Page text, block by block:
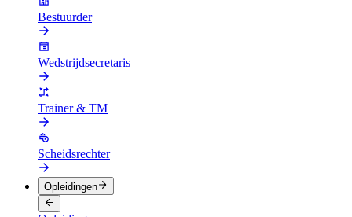
Bestuurder
Wedstrijdsecretaris
Trainer & TM
Scheidsrechter
Opleidingen